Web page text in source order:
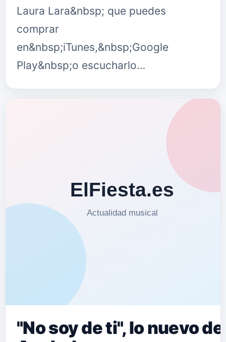
Laura Lara&nbsp; que puedes
comprar
en&nbsp;iTunes,&nbsp;Google
Play&nbsp;o escucharlo
y compositora ,naci&oacute; el 30 de
Noviembre del 1978 en Badalona,
"No soy de ti", lo nuevo de